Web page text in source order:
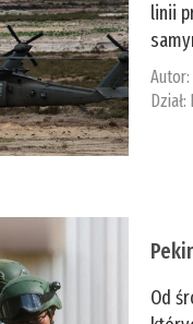
linii
Autor:
Dział:
Od